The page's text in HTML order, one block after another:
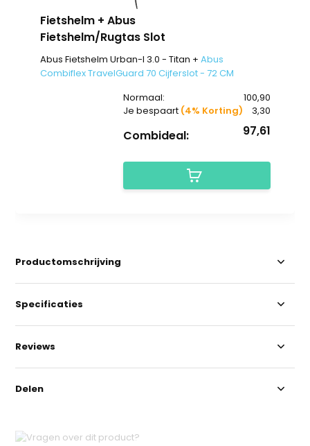
Fietshelm + Abus
Fietshelm/Rugtas Slot
Abus Fietshelm Urban-I 3.0 - Titan + Abus
Combiflex TravelGuard 70 Cijferslot - 72 CM
Normaal:
100,90
Je bespaart (4% Korting) 3,30
Combideal: 97,61
Productomschrijving
Specificaties
Reviews
Delen